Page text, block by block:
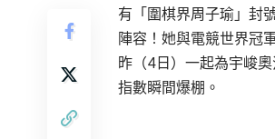
有「圍棋界周子瑜」封
陣容！她與電競世界冠
昨（4日）一起為宇峻
指數瞬間爆棚。